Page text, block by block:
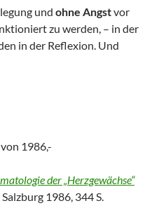
und ohne Angstvor
zu werden, – in der
in der Reflexion. Und
von 1986,-
der „Herzgewächse“
Salzburg 1986, 344 S.